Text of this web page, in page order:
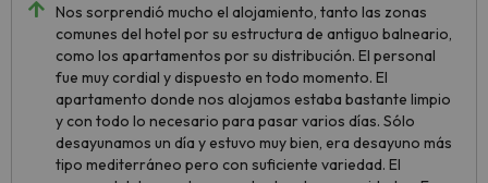
Nos sorprendió mucho el alojamiento, tanto las zonas
comunes del hotel por su estructura de antiguo balneario,
como los apartamentos por su distribución. El personal
fue muy cordial y dispuesto en todo momento. El
apartamento donde nos alojamos estaba bastante limpio
y con todo lo necesario para pasar varios días. Sólo
desayunamos un día y estuvo muy bien, era desayuno más
tipo mediterráneo pero con suficiente variedad. El